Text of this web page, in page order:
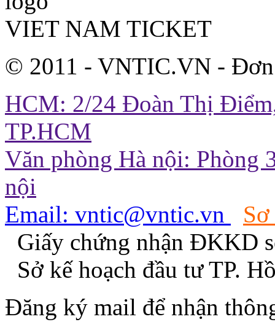
VIET NAM TICKET
© 2011 - VNTIC.VN -
HCM: 2/24 Đoàn Thị
TP.HCM
Văn phòng Hà nội: Phòng
nội
Email: vntic@vntic.vn
Giấy chứng nhận ĐKKD
Sở kế hoạch đầu tư TP.
Đăng ký mail để nhận